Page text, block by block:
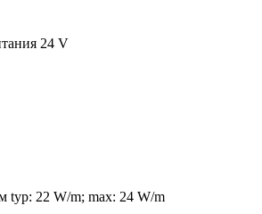
24 V
typ: 22 W/m; max: 24 W/m